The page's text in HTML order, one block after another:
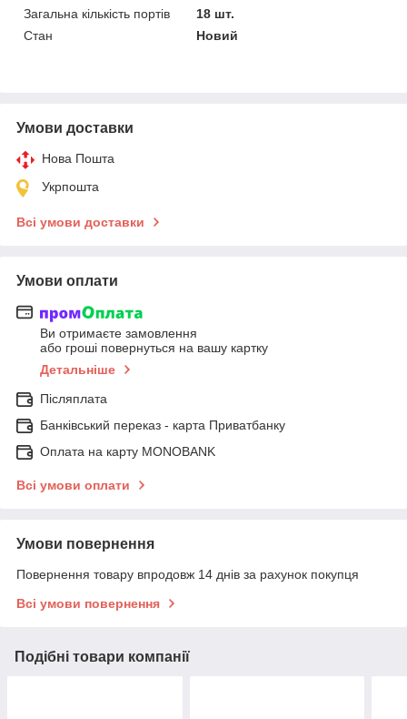
Загальна кількість портів
18 шт.
Стан
Новий
Умови доставки
Нова Пошта
Укрпошта
Всі умови доставки
Умови оплати
Ви отримаєте замовлення
або гроші повернуться на вашу картку
Детальніше
Післяплата
Банківський переказ - карта Приватбанку
Оплата на карту MONOBANK
Всі умови оплати
Умови повернення
Повернення товару впродовж 14 днів за рахунок покупця
Всі умови повернення
Подібні товари компанії